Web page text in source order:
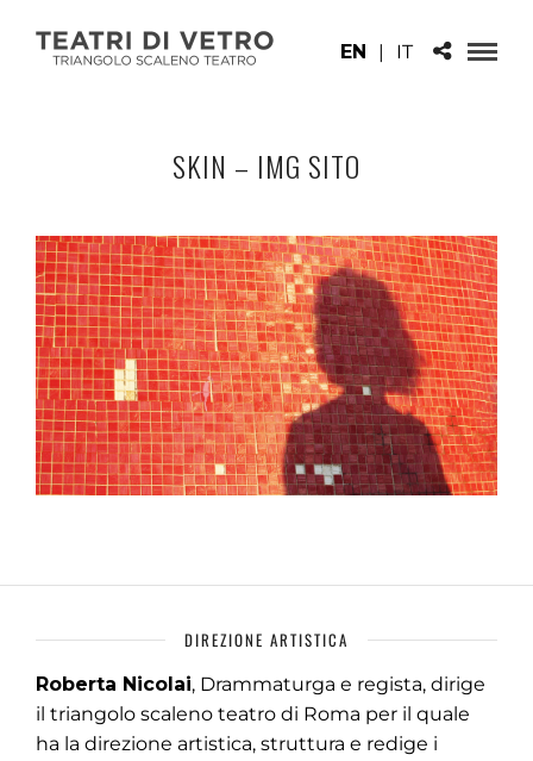
EN | IT
SKIN – IMG SITO
DIREZIONE ARTISTICA
Roberta Nicolai, Drammaturga e regista, dirige
il triangolo scaleno teatro di Roma per il quale
ha la direzione artistica, struttura e redige i